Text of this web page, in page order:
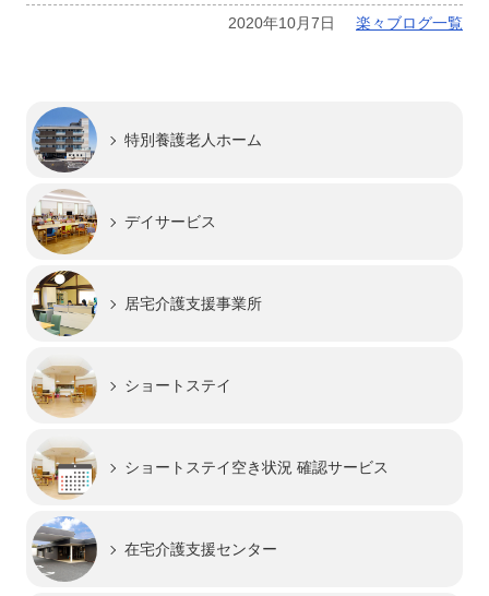
2020年10月7日 楽々ブログ一覧
特別養護老人ホーム
デイサービス
居宅介護支援事業所
ショートステイ
ショートステイ空き状況 確認サービス
在宅介護支援センター